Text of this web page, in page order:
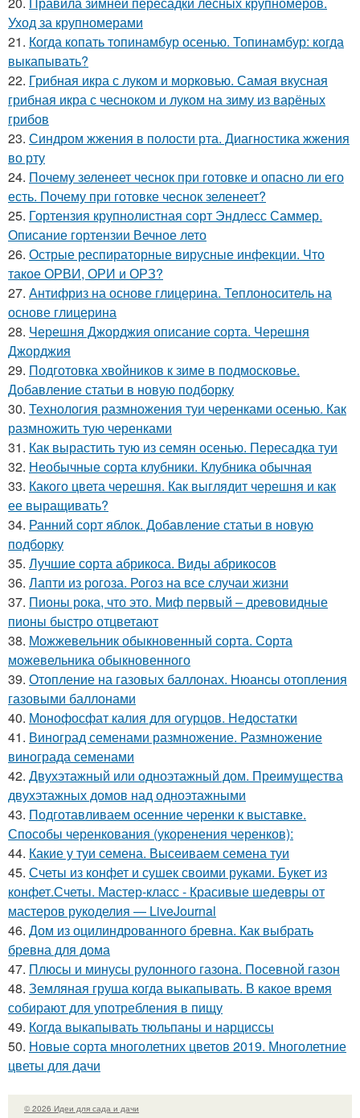
Уход за крупномерами
21. Когда копать топинамбур осенью. Топинамбур: когда
выкапывать?
22. Грибная икра с луком и морковью. Самая вкусная
грибная икра с чесноком и луком на зиму из варёных
грибов
23. Синдром жжения в полости рта. Диагностика жжения
во рту
24. Почему зеленеет чеснок при готовке и опасно ли его
есть. Почему при готовке чеснок зеленеет?
25. Гортензия крупнолистная сорт Эндлесс Саммер.
Описание гортензии Вечное лето
26. Острые респираторные вирусные инфекции. Что
такое ОРВИ, ОРИ и ОРЗ?
27. Антифриз на основе глицерина. Теплоноситель на
основе глицерина
28. Черешня Джорджия описание сорта. Черешня
Джорджия
29. Подготовка хвойников к зиме в подмосковье.
Добавление статьи в новую подборку
30. Технология размножения туи черенками осенью. Как
размножить тую черенками
31. Как вырастить тую из семян осенью. Пересадка туи
32. Необычные сорта клубники. Клубника обычная
33. Какого цвета черешня. Как выглядит черешня и как
ее выращивать?
34. Ранний сорт яблок. Добавление статьи в новую
подборку
35. Лучшие сорта абрикоса. Виды абрикосов
36. Лапти из рогоза. Рогоз на все случаи жизни
37. Пионы рока, что это. Миф первый – древовидные
пионы быстро отцветают
38. Можжевельник обыкновенный сорта. Сорта
можевельника обыкновенного
39. Отопление на газовых баллонах. Нюансы отопления
газовыми баллонами
40. Монофосфат калия для огурцов. Недостатки
41. Виноград семенами размножение. Размножение
винограда семенами
42. Двухэтажный или одноэтажный дом. Преимущества
двухэтажных домов над одноэтажными
43. Подготавливаем осенние черенки к выставке.
Способы черенкования (укоренения черенков):
44. Какие у туи семена. Высеиваем семена туи
45. Счеты из конфет и сушек своими руками. Букет из
конфет.Счеты. Мастер-класс - Красивые шедевры от
мастеров рукоделия — LiveJournal
46. Дом из оцилиндрованного бревна. Как выбрать
бревна для дома
47. Плюсы и минусы рулонного газона. Посевной газон
48. Земляная груша когда выкапывать. В какое время
собирают для употребления в пищу
49. Когда выкапывать тюльпаны и нарциссы
50. Новые сорта многолетних цветов 2019. Многолетние
цветы для дачи
© 2026 Идеи для сада и дачи